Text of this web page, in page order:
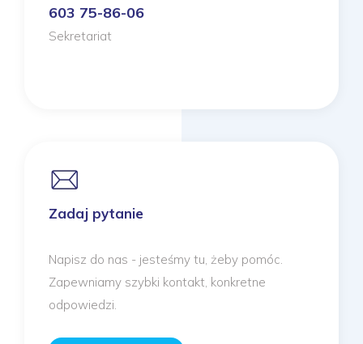
603 75-86-06
Sekretariat
Zadaj pytanie
Napisz do nas - jesteśmy tu, żeby pomóc.
Zapewniamy szybki kontakt, konkretne
odpowiedzi.